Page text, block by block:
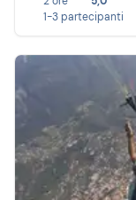
1-3 partecipanti